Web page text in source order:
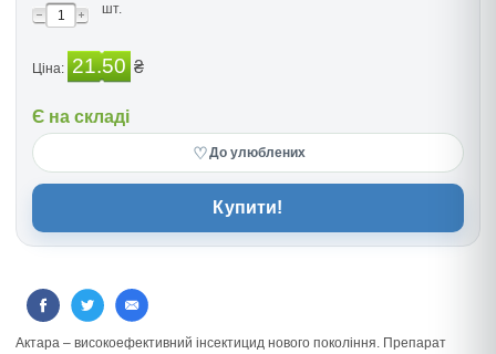
шт.
Ціна: 21.50 ₴
Є на складі
♡До улюблених
Купити!
Актара – високоефективний інсектицид нового покоління. Препарат